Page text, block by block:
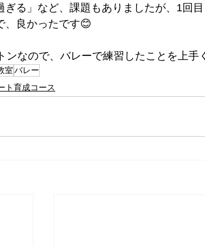
ぎる」など、課題もありましたが、1回
、良かったです😊
ンなので、バレーで練習したことを上手
室バレー
ト育成コース